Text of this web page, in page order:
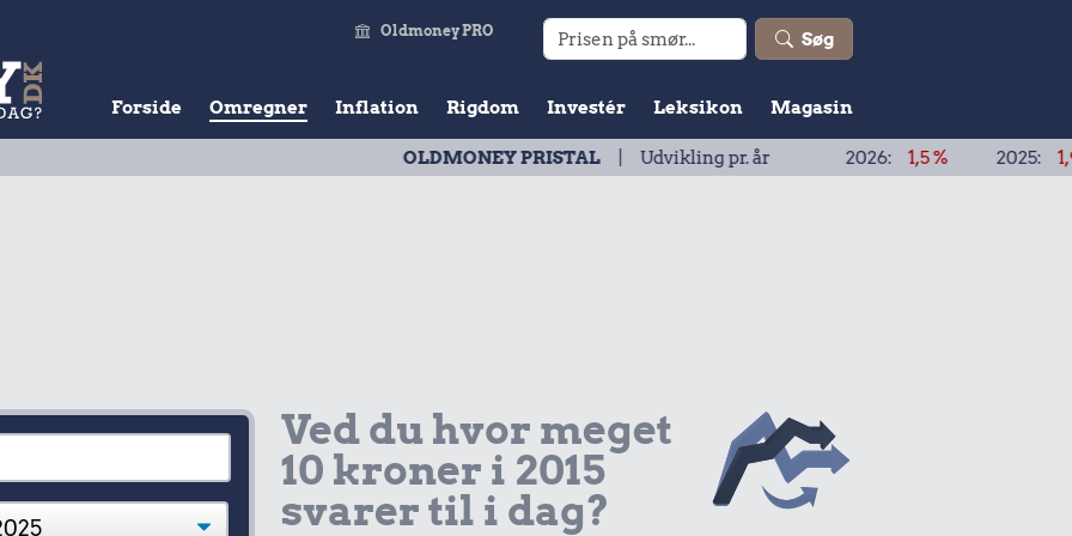
Søg
Oldmoney PRO
Forside Omregner Inflation Rigdom Investér Leksikon Magasin
OLDMONEY PRISTAL| Udvikling pr. år2026: 2025: 1,9 %
Ved du hvor meget
10 kroner i 2015
svarer til i dag?